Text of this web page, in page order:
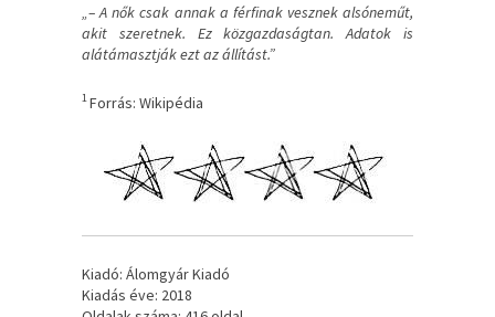
„– A nők csak annak a férfinak vesznek alsóneműt,
akit szeretnek. Ez közgazdaságtan. Adatok is
alátámasztják ezt az állítást.”
1Forrás: Wikipédia
Kiadó: Álomgyár Kiadó
Kiadás éve: 2018